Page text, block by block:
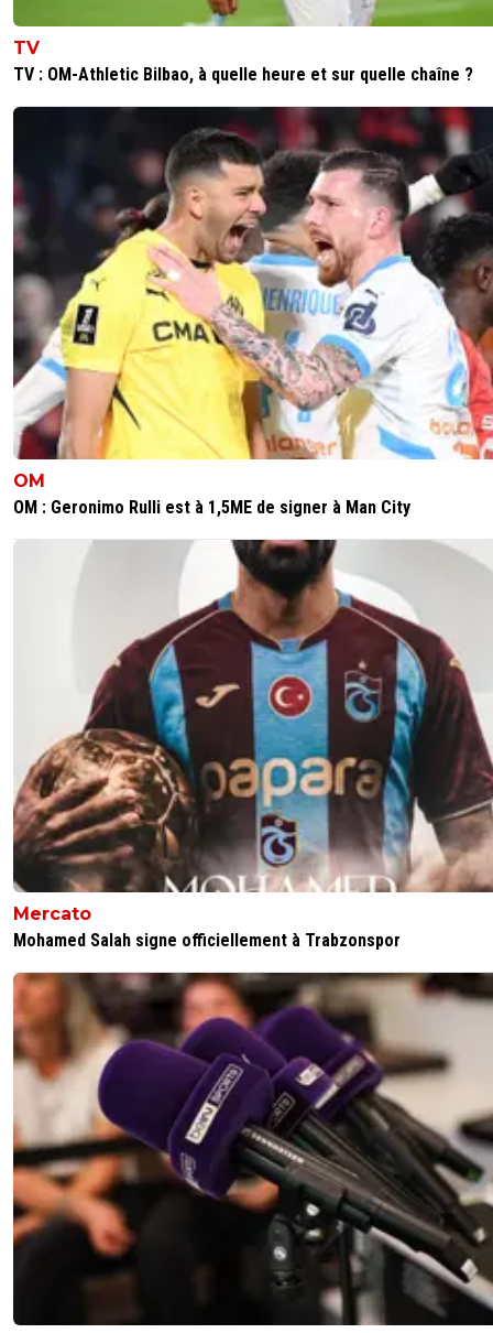
TV
TV : OM-Athletic Bilbao, à quelle heure et sur quelle chaîne ?
OM
OM : Geronimo Rulli est à 1,5ME de signer à Man City
Mercato
Mohamed Salah signe officiellement à Trabzonspor